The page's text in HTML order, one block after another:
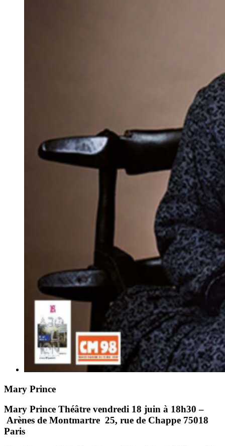
Mary Prince
Mary Prince Théâtre vendredi 18 juin à 18h30 –
Arènes de Montmartre 25, rue de Chappe 75018
Paris